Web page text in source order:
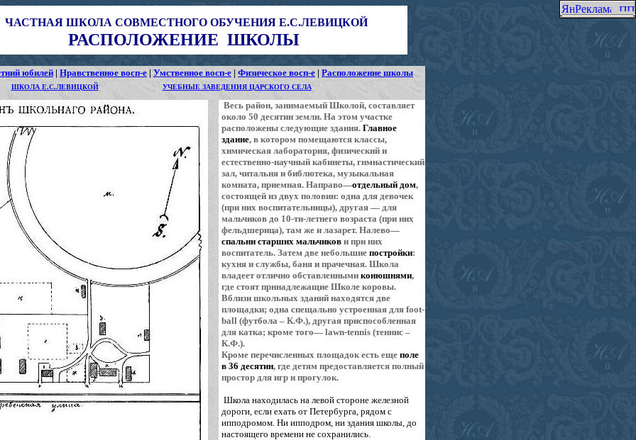
ЧАСТНАЯ ШКОЛА СОВМЕСТНОГО ОБУЧЕНИЯ Е.С.ЛЕВИЦКОЙ
РАСПОЛОЖЕНИЕ ШКОЛЫ
юбилей|Нравственное восп-е| Умственное восп-е | Физическое восп-е|Расположение школы
ШКОЛА Е.С.ЛЕВИЦКОЙ УЧЕБНЫЕ ЗАВЕДЕНИЯ ЦАРСКОГО СЕЛА
Весь район, занимаемый Школой, составляет
около 50 десятин земли. На этом участке
расположены следующие здания. Главное
здание, в котором помещаются классы,
химическая лаборатория, физический и
естественно-научный кабинеты, гнмнастический
зал, читальня и библютека, музыкальная
комната, приемная. Направо—отдельный дом,
состоящей из двух половин: одна для девочек
(при них воспитательницы), другая — для
мальчиков до 10-ти-летнего возраста (при них
фельдшерица), там же и лазарет. Налево—
спальни старших мальчиков и при них
воспитатель. Затем две небольшие постройки:
кухня и службы, баня и прачечная. Школа
владеет отлично обставленными конюшнями,
где стоят прннадлежащие Школе коровы.
Вблизи школьных зданий находятся две
площадки; одна спещально устроенная для foot-
ball (футбола – К.Ф.), другая приспособленная
для катка; кроме того— lawn-tennis (теннис –
К.Ф.).
Кроме перечисленных площадок есть еще поле
в 36 десятин, где детям предоставляется полный
простор для игр и прогулок.
Школа находилась на левой стороне железной
дороги, если ехать от Петербурга, рядом с
ипподромом. Ни ипподром, ни здания школы, до
настоящего времени не сохранились.